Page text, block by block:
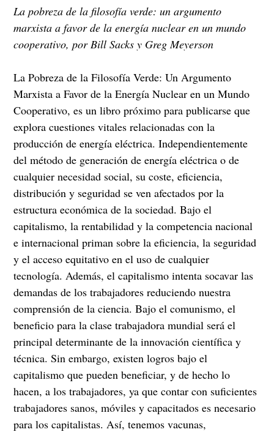
La pobreza de la filosofía verde: un argumento
marxista a favor de la energía nuclear en un mundo
cooperativo, por Bill Sacks y Greg Meyerson
La Pobreza de la Filosofía Verde: Un Argumento
Marxista a Favor de la Energía Nuclear en un Mundo
Cooperativo, es un libro próximo para publicarse que
explora cuestiones vitales relacionadas con la
producción de energía eléctrica. Independientemente
del método de generación de energía eléctrica o de
cualquier necesidad social, su coste, eficiencia,
distribución y seguridad se ven afectados por la
estructura económica de la sociedad. Bajo el
capitalismo, la rentabilidad y la competencia nacional
e internacional priman sobre la eficiencia, la seguridad
y el acceso equitativo en el uso de cualquier
tecnología. Además, el capitalismo intenta socavar las
demandas de los trabajadores reduciendo nuestra
comprensión de la ciencia. Bajo el comunismo, el
beneficio para la clase trabajadora mundial será el
principal determinante de la innovación científica y
técnica. Sin embargo, existen logros bajo el
capitalismo que pueden beneficiar, y de hecho lo
hacen, a los trabajadores, ya que contar con suficientes
trabajadores sanos, móviles y capacitados es necesario
para los capitalistas. Así, tenemos vacunas,